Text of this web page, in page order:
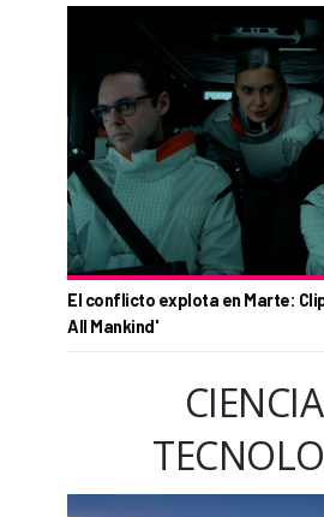
El conflicto explota en Marte:
All Mankind'